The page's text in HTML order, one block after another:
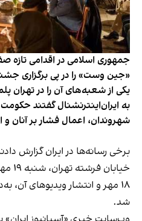
جمهوری اسلامی در اقدامی تازه
«جین وست» را در پی برگزاری
یکی از شعبه‌های آن را در تهران
به ایران‌اینترنشنال گفتند
شهروندان، اعمال فشار بر آنان
برخی رسانه‌ها در ایران گزارش
۱۸ مهر و انتشار ویدیوهای
شد.